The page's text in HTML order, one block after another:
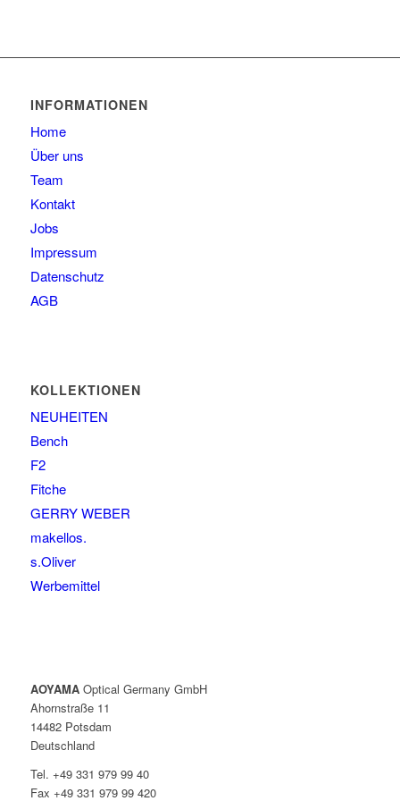
INFORMATIONEN
Home
Über uns
Team
Kontakt
Jobs
Impressum
Datenschutz
AGB
KOLLEKTIONEN
NEUHEITEN
Bench
F2
Fitche
GERRY WEBER
makellos.
s.Oliver
Werbemittel
AOYAMAOptical Germany GmbH
Ahornstraße 11
14482 Potsdam
Deutschland
Tel. +49 331 979 99 40
Fax +49 331 979 99 420